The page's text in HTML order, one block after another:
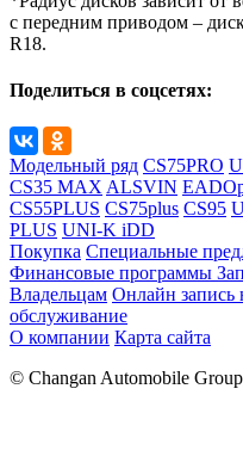
с передним приводом –
R18.
Поделиться в соцсетях:
Модельный ряд CS75PRO
CS35 MAX ALSVIN
CS55PLUS CS75plus CS95
PLUS UNI-K iDD
Покупка Специальные
Финансовые программы
Владельцам Онлайн запись
обслуживание
О компании Карта сайта
© Changan Automobile